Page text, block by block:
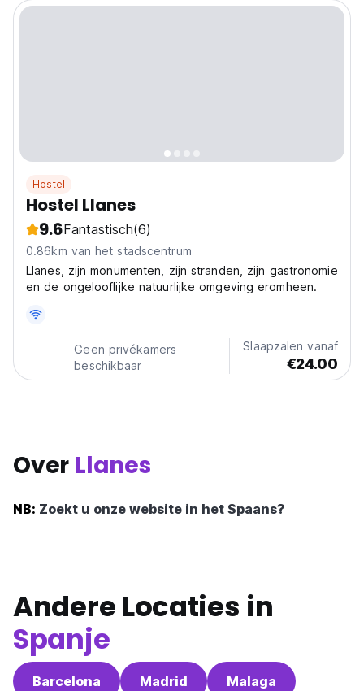
Hostel
Hostel Llanes
9.6Fantastisch(6)
0.86km van het stadscentrum
Llanes, zijn monumenten, zijn stranden, zijn gastronomie
en de ongelooflijke natuurlijke omgeving eromheen.
Geen privékamers
beschikbaar
Slaapzalen vanaf
€24.00
Over Llanes
NB: Zoekt u onze website in het Spaans?
Andere Locaties in
Spanje
Barcelona Madrid Malaga